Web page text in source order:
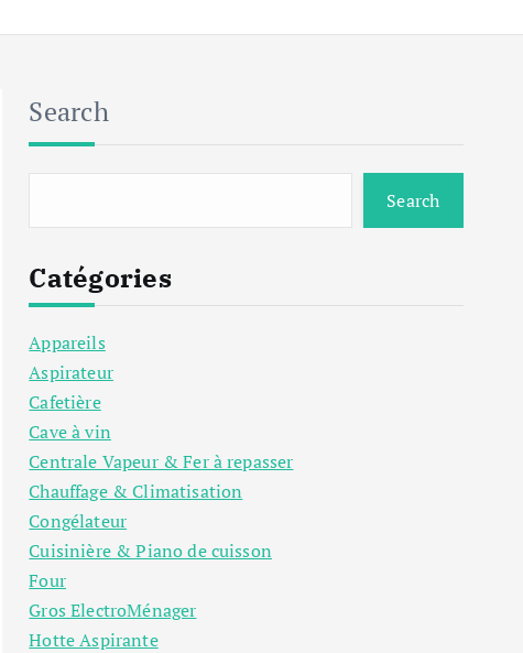
Search
Search
Catégories
Appareils
Aspirateur
Cafetière
Cave à vin
Centrale Vapeur & Fer à repasser
Chauffage & Climatisation
Congélateur
Cuisinière & Piano de cuisson
Four
Gros ElectroMénager
Hotte Aspirante